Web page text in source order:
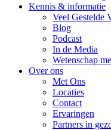
Kennis & informatie
Veel Gestelde
Blog
Podcast
In de Media
Wetenschap
Over ons
Met Ons
Locaties
Contact
Ervaringen
Partners in